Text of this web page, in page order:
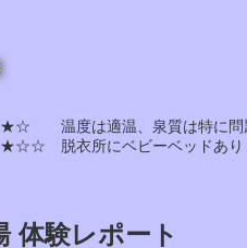
度は適温、泉質は特に問
脱衣所にベビーベッドあり
体験レポート